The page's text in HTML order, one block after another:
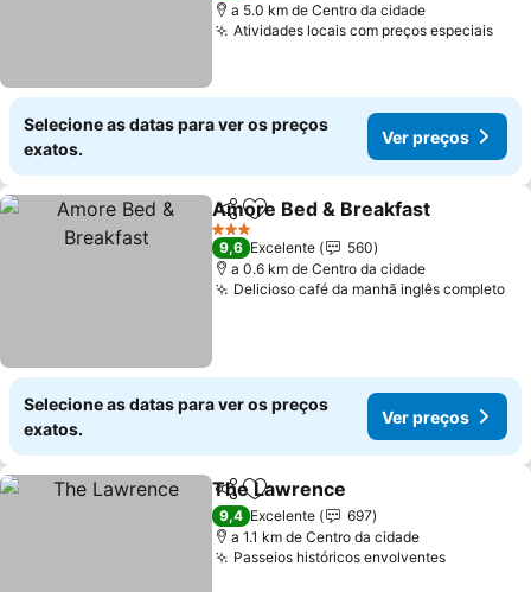
a 5.0 km de Centro da cidade
Atividades locais com preços especiais
Selecione as datas para ver os preços
exatos.
Ver preços
PartilharAdicionar aos favoritos
Amore Bed & Breakfast
3 Estrelas
9,6 Excelente
560
a 0.6 km de Centro da cidade
Delicioso café da manhã inglês completo
Selecione as datas para ver os preços
exatos.
Ver preços
PartilharAdicionar aos favoritos
The Lawrence
9,4 Excelente
697
a 1.1 km de Centro da cidade
Passeios históricos envolventes